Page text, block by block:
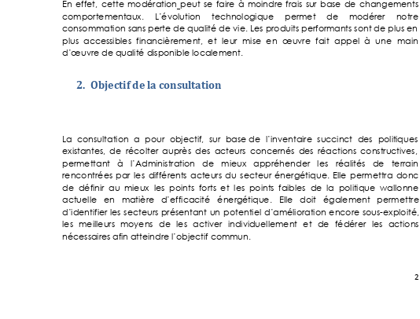
2
En effet, cette modération peut se faire à moindre frais sur base de changements
comportementaux. L’évolution techno logique permet de modérer
notre
consommation sans perte de qualité de vie. Les produits performants sont de plus en
plus accessibles financièrement, et eur mise en œuvre fait appel à une
main
d’œuvre de qualité disponible localement.
2. Objectif de la consultation
La consultation a pour objectif, sur base de l’inventaire succinct des politiques
existantes, de récolter auprès des acteurs concernés des réactions constructives,
permettant
à l’Administration de mieux appréhender les réalités de
terrain
rencontrées par les différents acteurs du secteur énergétique. Elle permettra donc
de  définir  au mieux  les points  forts et  les  points faibles  de la  politique  wallonne
actuelle
en matière d’efficacité énergétique. Elle doit également
permettre
d’identifier les secteurs présentant un potentiel d’amélioration encore sous-exploité,
les
meilleurs moyens de les activer individuellement et de fédérer les
actions
nécessaires afin atteindre l’objectif commun.